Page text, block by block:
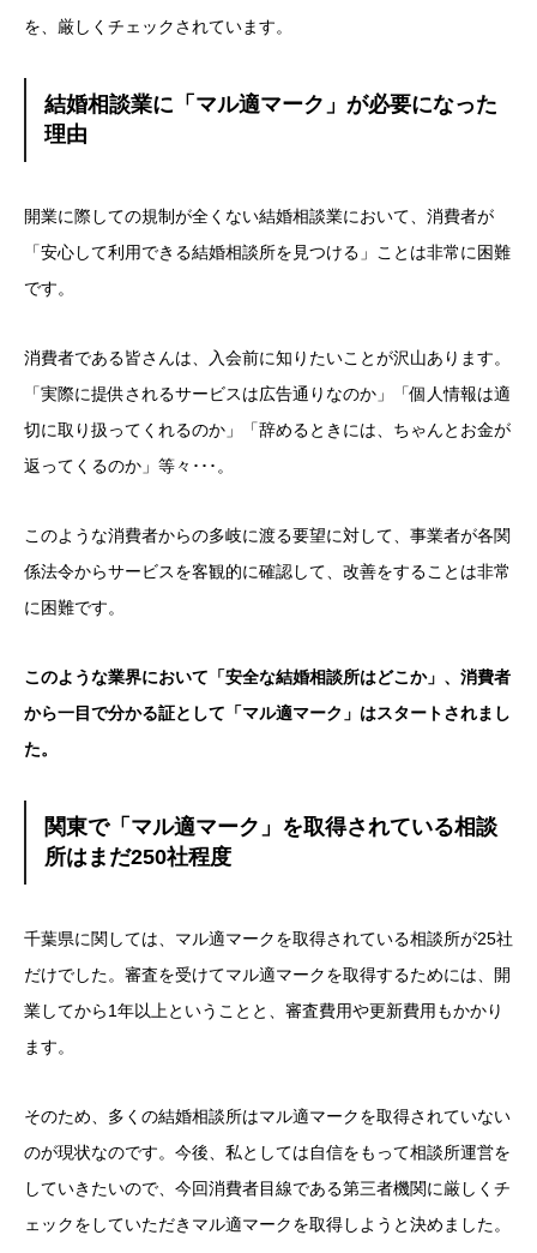
を、厳しくチェックされています。
結婚相談業に「マル適マーク」が必要になった
理由
開業に際しての規制が全くない結婚相談業において、消費者が
「安心して利用できる結婚相談所を見つける」ことは非常に困難
です。
消費者である皆さんは、入会前に知りたいことが沢山あります。
「実際に提供されるサービスは広告通りなのか」「個人情報は適
切に取り扱ってくれるのか」「辞めるときには、ちゃんとお金が
返ってくるのか」等々･･･。
このような消費者からの多岐に渡る要望に対して、事業者が各関
係法令からサービスを客観的に確認して、改善をすることは非常
に困難です。
このような業界において「安全な結婚相談所はどこか」、消費者
から一目で分かる証として「マル適マーク」はスタートされまし
た。
関東で「マル適マーク」を取得されている相談
所はまだ250社程度
千葉県に関しては、マル適マークを取得されている相談所が25社
だけでした。審査を受けてマル適マークを取得するためには、開
業してから1年以上ということと、審査費用や更新費用もかかり
ます。
そのため、多くの結婚相談所はマル適マークを取得されていない
のが現状なのです。今後、私としては自信をもって相談所運営を
していきたいので、今回消費者目線である第三者機関に厳しくチ
ェックをしていただきマル適マークを取得しようと決めました。